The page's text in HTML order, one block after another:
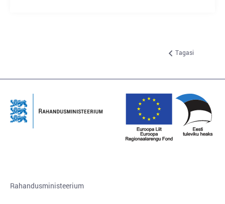
Tagasi
Rahandusministeerium